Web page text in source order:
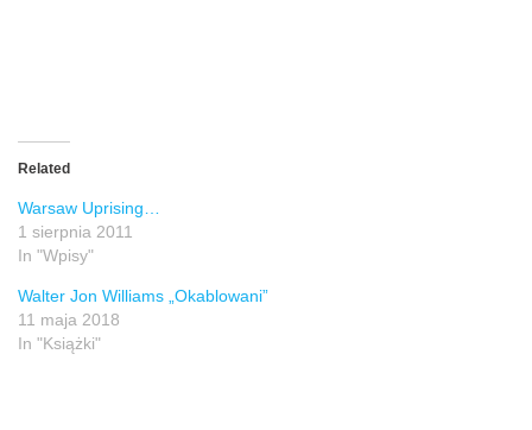
Related
Warsaw Uprising…
1 sierpnia 2011
In "Wpisy"
Walter Jon Williams „Okablowani”
11 maja 2018
In "Książki"